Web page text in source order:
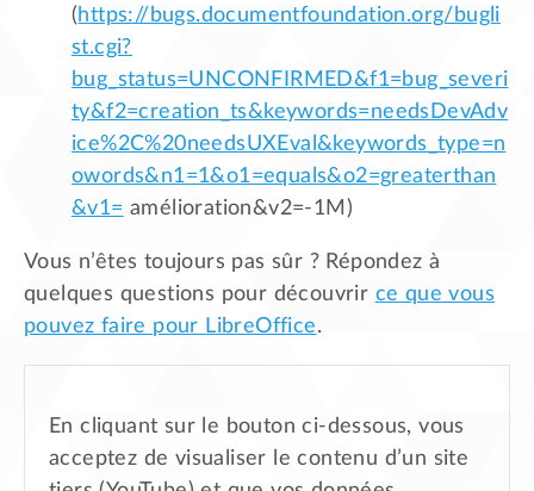
(https://bugs.documentfoundation.org/bugli
st.cgi?
bug_status=UNCONFIRMED&f1=bug_severi
ty&f2=creation_ts&keywords=needsDevAdv
ice%2C%20needsUXEval&keywords_type=n
owords&n1=1&o1=equals&o2=greaterthan
&v1= amélioration&v2=-1M)
Vous n’êtes toujours pas sûr ? Répondez à
quelques questions pour découvrir ce que vous
pouvez faire pour LibreOffice.
En cliquant sur le bouton ci-dessous, vous
acceptez de visualiser le contenu d’un site